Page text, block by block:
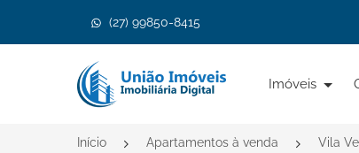
(27) 99850-8415
Página inicial
Imóveis
Início Apartamentos à venda Vila